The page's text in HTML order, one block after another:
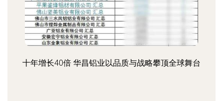
十年增长40倍 华昌铝业以品质与战略攀顶全球舞台